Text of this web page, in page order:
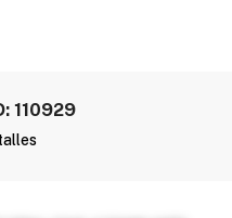
110929